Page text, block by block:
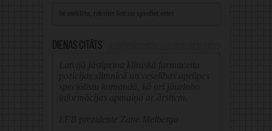
Dienas citāts